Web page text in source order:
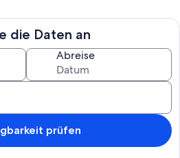
auf die Terrasse, wo Sie Ihren
Luft und schöner Natur
es sich auch auf einer der bequemen
bequem und genießen Sie Ihre
Stunden mit Brettspielen
Buch.
Kindern viel Platz zum Spielen
Spaß haben, können Sie die
die Daten an
Abreise
prüfen